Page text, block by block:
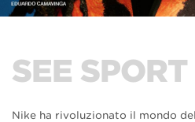
SEE SPORT
Nike ha rivoluzionato il mondo